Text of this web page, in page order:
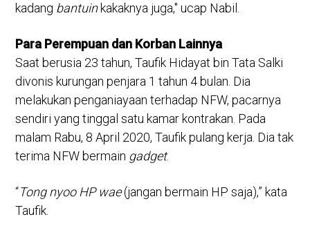
kadang bantuinkakaknya juga," ucap Nabil.
Para Perempuan dan Korban Lainnya
Saat berusia 23 tahun, Taufik Hidayat bin Tata Salki
divonis kurungan penjara 1 tahun 4 bulan. Dia
melakukan penganiayaan terhadap NFW, pacarnya
sendiri yang tinggal satu kamar kontrakan. Pada
malam Rabu, 8 April 2020, Taufik pulang kerja. Dia tak
terima NFW bermain gadget.
“Tong nyoo HP wae(jangan bermain HP saja),” kata
Taufik.